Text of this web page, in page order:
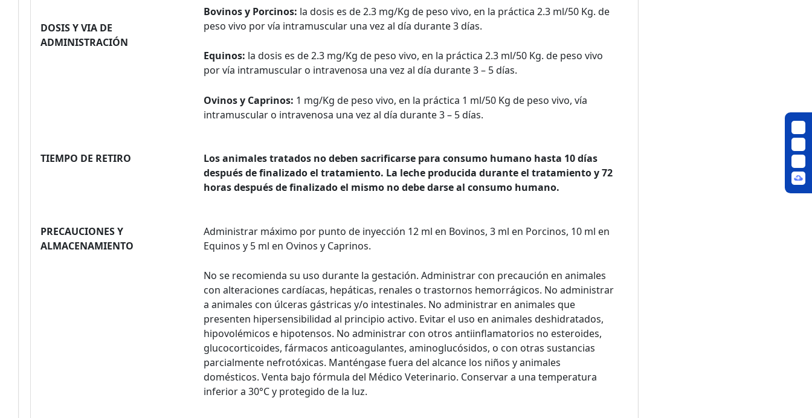
DOSIS Y VIA DE
ADMINISTRACIÓN
Bovinos y Porcinos: la dosis es de 2.3 mg/Kg de peso vivo, en la práctica 2.3 ml/50 Kg. de
peso vivo por vía intramuscular una vez al día durante 3 días.
Equinos: la dosis es de 2.3 mg/Kg de peso vivo, en la práctica 2.3 ml/50 Kg. de peso vivo
por vía intramuscular o intravenosa una vez al día durante 3 – 5 días.
Ovinos y Caprinos: 1 mg/Kg de peso vivo, en la práctica 1 ml/50 Kg de peso vivo, vía
intramuscular o intravenosa una vez al día durante 3 – 5 días.
TIEMPO DE RETIRO
Los animales tratados no deben sacrificarse para consumo humano hasta 10 días
después de finalizado el tratamiento. La leche producida durante el tratamiento y 72
horas después de finalizado el mismo no debe darse al consumo humano.
PRECAUCIONES Y
ALMACENAMIENTO
Administrar máximo por punto de inyección 12 ml en Bovinos, 3 ml en Porcinos, 10 ml en
Equinos y 5 ml en Ovinos y Caprinos.
No se recomienda su uso durante la gestación. Administrar con precaución en animales
con alteraciones cardíacas, hepáticas, renales o trastornos hemorrágicos. No administrar
a animales con úlceras gástricas y/o intestinales. No administrar en animales que
presenten hipersensibilidad al principio activo. Evitar el uso en animales deshidratados,
hipovolémicos e hipotensos. No administrar con otros antiinflamatorios no esteroides,
glucocorticoides, fármacos anticoagulantes, aminoglucósidos, o con otras sustancias
parcialmente nefrotóxicas. Manténgase fuera del alcance los niños y animales
domésticos. Venta bajo fórmula del Médico Veterinario. Conservar a una temperatura
inferior a 30°C y protegido de la luz.